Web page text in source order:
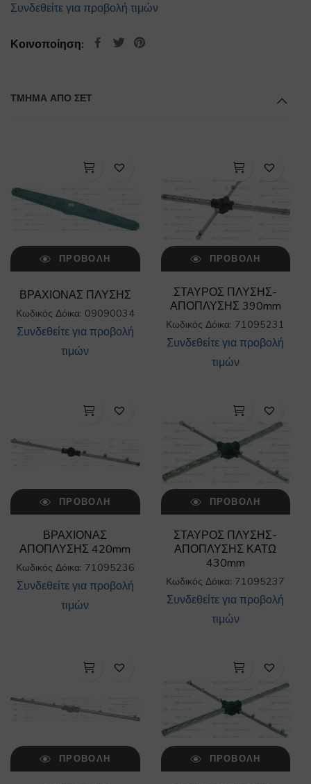
Συνδεθείτε για προβολή τιμών
Κοινοποίηση:
ΤΜΉΜΑ ΑΠΌ ΣΕΤ
ΠΡΟΒΟΛΉ
ΒΡΑΧΙΟΝΑΣ ΠΛΥΣΗΣ
Κωδικός Δόικα: 09090034
Συνδεθείτε για προβολή
τιμών
ΠΡΟΒΟΛΉ
ΣΤΑΥΡΟΣ ΠΛΥΣΗΣ-
ΑΠΟΠΛΥΣΗΣ 390mm
Κωδικός Δόικα: 71095231
Συνδεθείτε για προβολή
τιμών
ΠΡΟΒΟΛΉ
ΒΡΑΧΙΟΝΑΣ
ΑΠΟΠΛΥΣΗΣ 420mm
Κωδικός Δόικα: 71095236
Συνδεθείτε για προβολή
τιμών
ΠΡΟΒΟΛΉ
ΣΤΑΥΡΟΣ ΠΛΥΣΗΣ-
ΑΠΟΠΛΥΣΗΣ ΚΑΤΩ
430mm
Κωδικός Δόικα: 71095237
Συνδεθείτε για προβολή
τιμών
ΠΡΟΒΟΛΉ ΠΡΟΒΟΛΉ